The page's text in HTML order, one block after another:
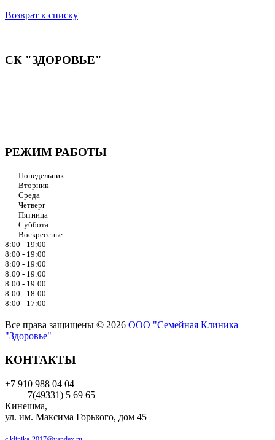
Возврат к списку
СК "ЗДОРОВЬЕ"
РЕЖИМ РАБОТЫ
Понедельник
Вторник
Среда
Четверг
Пятница
Суббота
Воскресенье
8:00 - 19:00
8:00 - 19:00
8:00 - 19:00
8:00 - 19:00
8:00 - 19:00
8:00 - 18:00
8:00 - 17:00
Все права защищены © 2026 ООО "Семейная Клиника
"Здоровье"
КОНТАКТЫ
+7 910 988 04 04
+7(49331) 5 69 65
Кинешма,
ул. им. Максима Горького, дом 45